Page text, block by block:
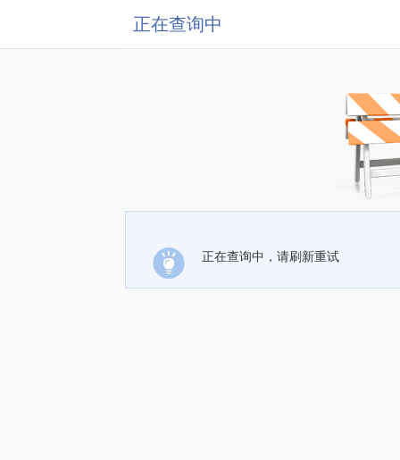
正在查询中
正在查询中，请刷新重试